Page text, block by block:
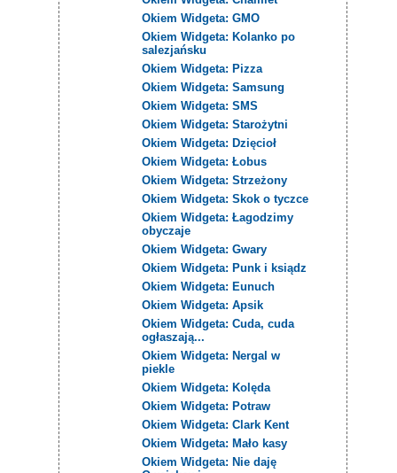
Okiem Widgeta: GMO
Okiem Widgeta: Kolanko po
salezjańsku
Okiem Widgeta: Pizza
Okiem Widgeta: Samsung
Okiem Widgeta: SMS
Okiem Widgeta: Starożytni
Okiem Widgeta: Dzięcioł
Okiem Widgeta: Łobus
Okiem Widgeta: Strzeżony
Okiem Widgeta: Skok o tyczce
Okiem Widgeta: Łagodzimy
obyczaje
Okiem Widgeta: Gwary
Okiem Widgeta: Punk i ksiądz
Okiem Widgeta: Eunuch
Okiem Widgeta: Apsik
Okiem Widgeta: Cuda, cuda
ogłaszają...
Okiem Widgeta: Nergal w
piekle
Okiem Widgeta: Kolęda
Okiem Widgeta: Potraw
Okiem Widgeta: Clark Kent
Okiem Widgeta: Mało kasy
Okiem Widgeta: Nie daję